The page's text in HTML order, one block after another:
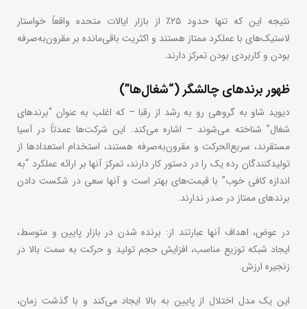
نتیجه این که تنها حدود ۲۵٪ از بازار ایالات متحده واقعاً خواستار
لاستیک‌های با عملکرد ممتاز هستند و اکثریت باقی‌مانده بر مقرون‌به‌صرفه
بودن و کاربردی بودن تمرکز دارند.
ظهور برندهای چالشگر (“شغال‌ها”)
دیوید شاو به گروهی رو به رشد از رقبا – که اغلب به عنوان “برندهای
شغال” شناخته می‌شوند – اشاره می‌کند. این شرکت‌ها عمدتاً در آسیا
مستقرند، سریع‌الحرکت و مقرون‌به‌صرفه هستند، استخدام استعدادها از
تولیدکنندگان رده یک را در دستور کار دارند، تمرکز آنها بر ارائه عملکرد “به
اندازه کافی خوب” با قیمت‌های بهتر است و آنها سعی در شکست دادن
برندهای ممتاز در صدر ندارند.
در عوض، اهداف آنها عبارتند از: برنده شدن در بازار پایین و متوسط،
ایجاد شبکه توزیع مناسب، افزایش حجم تولید و حرکت به سمت بالا در
زنجیره ارزش.
این یک مدل اختلال از پایین به بالا ایجاد می‌کند و با گذشت زمان،